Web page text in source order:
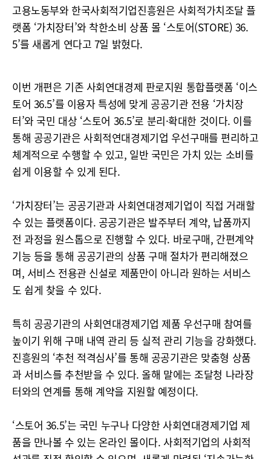
고용노동부와 한국사회적기업진흥원은 사회적가치조달 플
랫폼 ‘가치장터’와 착한소비 상품 몰 ‘스토어(STORE) 36.
5’를 새롭게 연다고 7일 밝혔다.
이번 개편은 기존 사회연대경제 판로지원 통합플랫폼 ‘이스
토어 36.5’를 이용자 특성에 맞게 공공기관 전용 ‘가치장
터’와 국민 대상 ‘스토어 36.5’로 분리·확대한 것이다. 이를
통해 공공기관은 사회적연대경제기업 우선구매를 편리하고
체계적으로 수행할 수 있고, 일반 국민은 가치 있는 소비를
쉽게 이용할 수 있게 된다.
‘가치장터’는 공공기관과 사회연대경제기업이 직접 거래할
수 있는 플랫폼이다. 공공기관은 발주부터 계약, 납품까지
전 과정을 원스톱으로 진행할 수 있다. 바로구매, 간편계약
기능 등을 통해 공공기관의 상품 구매 절차가 편리해졌으
며, 서비스 전용관 신설로 제품만이 아니라 원하는 서비스
도 쉽게 찾을 수 있다.
특히 공공기관의 사회연대경제기업 제품 우선구매 참여를
높이기 위해 구매 내역 관리 등 실적 관리 기능을 강화했다.
진흥원의 ‘추천 적격심사’를 통해 공공기관은 맞춤형 상품
과 서비스를 추천받을 수 있다. 올해 말에는 조달청 나라장
터와의 연계를 통해 계약을 지원할 예정이다.
‘스토어 36.5’는 국민 누구나 다양한 사회연대경제기업 제
품을 만나볼 수 있는 온라인 몰이다. 사회적기업의 사회적